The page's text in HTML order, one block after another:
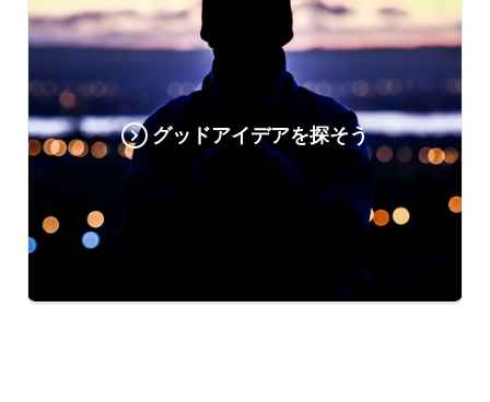
グッドアイデアを探そう